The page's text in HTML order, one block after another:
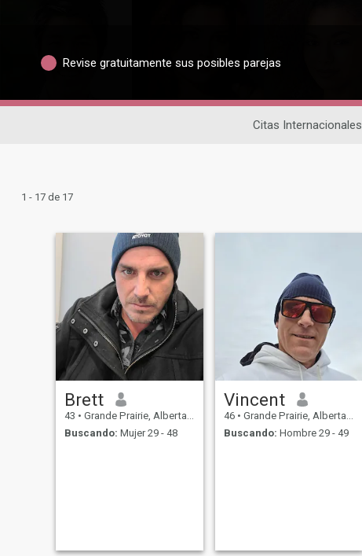
Revise gratuitamente sus posibles parejas
Citas Internacionales
1 - 17 de 17
Brett
43 • Grande Prairie, Alberta, Canadá
Buscando: Mujer 29 - 48
Vincent
46 • Grande Prairie, Alberta, Canadá
Buscando: Hombre 29 - 49